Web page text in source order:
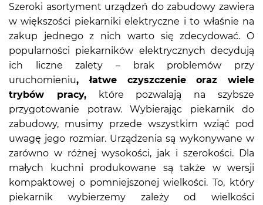
Szeroki asortyment urządzeń do zabudowy zawiera
w większości piekarniki elektryczne i to właśnie na
zakup jednego z nich warto się zdecydować. O
popularności piekarników elektrycznych decydują
ich liczne zalety – brak problemów przy
uruchomieniu, łatwe czyszczenie oraz wiele
trybów pracy,które pozwalają na szybsze
przygotowanie potraw. Wybierając piekarnik do
zabudowy, musimy przede wszystkim wziąć pod
uwagę jego rozmiar. Urządzenia są wykonywane w
zarówno w różnej wysokości, jak i szerokości. Dla
małych kuchni produkowane są także w wersji
kompaktowej o pomniejszonej wielkości. To, który
piekarnik wybierzemy zależy od wielkości